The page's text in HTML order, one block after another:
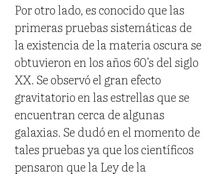
Por otro lado, es conocido que las
primeras pruebas sistemáticas de
la existencia de la materia oscura se
obtuvieron en los años 60’s del siglo
XX. Se observó el gran efecto
gravitatorio en las estrellas que se
encuentran cerca de algunas
galaxias. Se dudó en el momento de
tales pruebas ya que los científicos
pensaron que la Ley de la